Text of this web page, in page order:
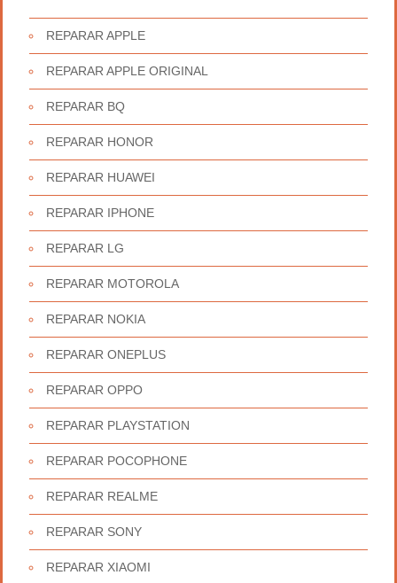
REPARAR APPLE
REPARAR APPLE ORIGINAL
REPARAR BQ
REPARAR HONOR
REPARAR HUAWEI
REPARAR IPHONE
REPARAR LG
REPARAR MOTOROLA
REPARAR NOKIA
REPARAR ONEPLUS
REPARAR OPPO
REPARAR PLAYSTATION
REPARAR POCOPHONE
REPARAR REALME
REPARAR SONY
REPARAR XIAOMI